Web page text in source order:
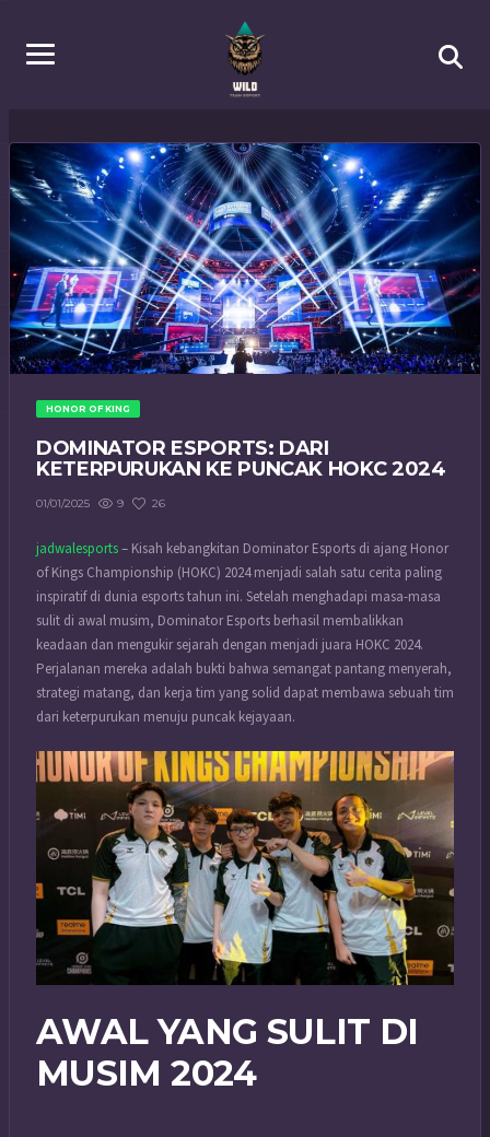
HONOR OF KING
DOMINATOR ESPORTS: DARI
KETERPURUKAN KE PUNCAK HOKC 2024
01/01/2025 9 26
jadwalesports– Kisah kebangkitan Dominator Esports di ajang Honor
of Kings Championship (HOKC) 2024 menjadi salah satu cerita paling
inspiratif di dunia esports tahun ini. Setelah menghadapi masa-masa
sulit di awal musim, Dominator Esports berhasil membalikkan
keadaan dan mengukir sejarah dengan menjadi juara HOKC 2024.
Perjalanan mereka adalah bukti bahwa semangat pantang menyerah,
strategi matang, dan kerja tim yang solid dapat membawa sebuah tim
dari keterpurukan menuju puncak kejayaan.
AWAL YANG SULIT DI
MUSIM 2024